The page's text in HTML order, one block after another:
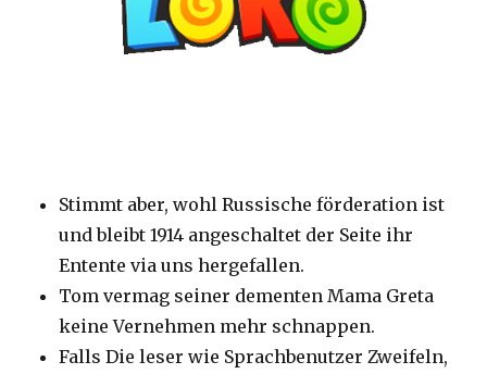
Stimmt aber, wohl Russische förderation ist
und bleibt 1914 angeschaltet der Seite ihr
Entente via uns hergefallen.
Tom vermag seiner dementen Mama Greta
keine Vernehmen mehr schnappen.
Falls Die leser wie Sprachbenutzer Zweifeln,